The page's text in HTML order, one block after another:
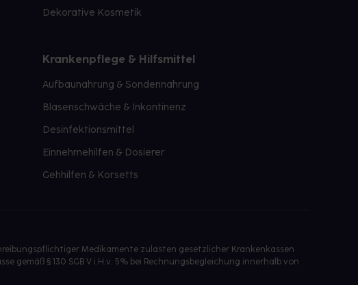
Dekorative Kosmetik
Krankenpflege & Hilfsmittel
Aufbaunahrung & Sondennahrung
Blasenschwäche & Inkontinenz
Desinfektionsmittel
Einnehmehilfen & Dosierer
Gehhilfen & Korsetts
Medikamente zulasten gesetzlicher Krankenkassen
gemäß § 130 SGB V i.H.v. 5% bei Rechnungsbegleichung innerhalb von